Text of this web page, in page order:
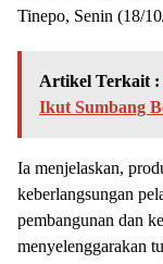
Tinepo, Senin (18/
Artikel Terkait :
Ikut Sumbang
Ia menjelaskan,
keberlangsungan
pembangunan dan
menyelenggarakan